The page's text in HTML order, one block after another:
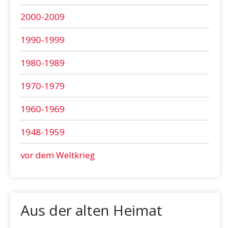
2000-2009
1990-1999
1980-1989
1970-1979
1960-1969
1948-1959
vor dem Weltkrieg
Aus der alten Heimat